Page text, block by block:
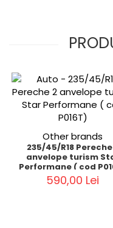
Other brands
235/45/R18
anvelope turism
Performane ( cod
590,00 Lei